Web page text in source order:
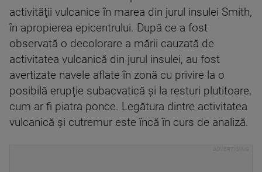
activităţii vulcanice în marea din jurul insulei Smith,
în apropierea epicentrului. După ce a fost
observată o decolorare a mării cauzată de
activitatea vulcanică din jurul insulei, au fost
avertizate navele aflate în zonă cu privire la o
posibilă erupţie subacvatică şi la resturi plutitoare,
cum ar fi piatra ponce. Legătura dintre activitatea
vulcanică şi cutremur este încă în curs de analiză.